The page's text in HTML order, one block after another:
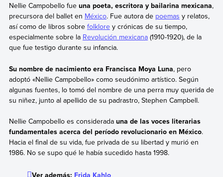
Nellie Campobello fue una poeta, escritora y bailarina mexicana,
precursora del ballet en México. Fue autora de poemas y relatos,
así como de libros sobre folklorey crónicas de su tiempo,
especialmente sobre la Revolución mexicana(1910-1920), de la
que fue testigo durante su infancia.
Su nombre de nacimiento era Francisca Moya Luna, pero
adoptó «Nellie Campobello» como seudónimo artístico. Según
algunas fuentes, lo tomó del nombre de una perra muy querida de
su niñez, junto al apellido de su padrastro, Stephen Campbell.
Nellie Campobello es considerada una de las voces literarias
fundamentales acerca del período revolucionario en México.
Hacia el final de su vida, fue privada de su libertad y murió en
1986. No se supo qué le había sucedido hasta 1998.